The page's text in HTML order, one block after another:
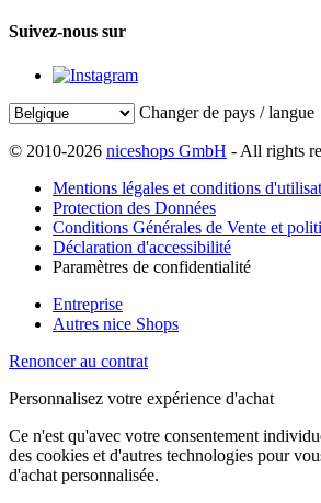
Suivez-nous sur
Changer de pays / langue
© 2010-2026 niceshops GmbH - All rights
Mentions légales et conditions
Protection des Données
Conditions Générales de Vente et
Déclaration d'accessibilité
Paramètres de confidentialité
Entreprise
Autres nice Shops
Renoncer au contrat
Personnalisez votre expérience d'achat
Ce n'est qu'avec votre consentement
des cookies et d'autres technologies pour
d'achat personnalisée.